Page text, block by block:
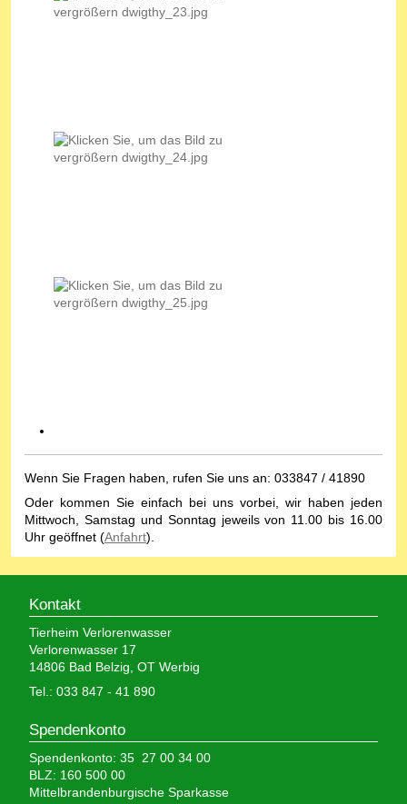
Wenn Sie Fragen haben, rufen Sie uns an: 033847 / 41890
Oder kommen Sie einfach bei uns vorbei, wir haben jeden
Mittwoch, Samstag und Sonntag jeweils von 11.00 bis 16.00
Uhr geöffnet (Anfahrt).
Kontakt
Tierheim Verlorenwasser
Verlorenwasser 17
14806 Bad Belzig, OT Werbig
Tel.: 033 847 - 41 890
Spendenkonto
Spendenkonto: 35 27 00 34 00
BLZ: 160 500 00
Mittelbrandenburgische Sparkasse